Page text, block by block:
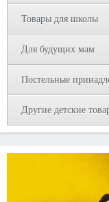
Товары для школы
Для будущих мам
Постельные
Другие детские